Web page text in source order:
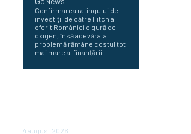
Confirmarea ratingului de
investiții de către Fitch a
oferit României o gură de
oxigen, însă adevărata
problemă rămâne costul tot
mai mare al finanțării...
4 august 2026